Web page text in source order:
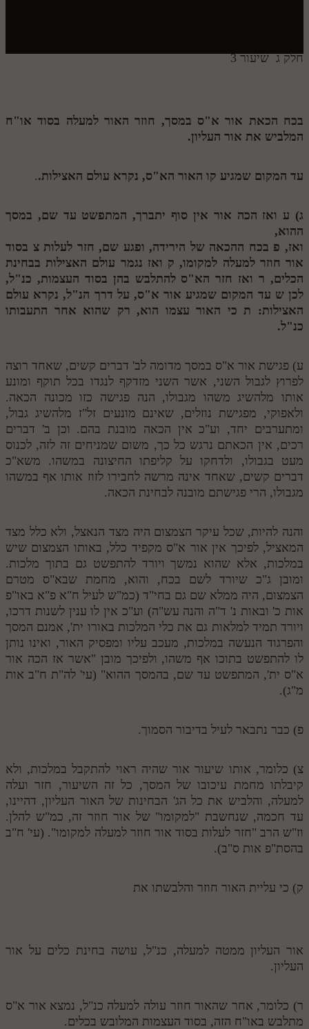
חלק יב
חלק טו
בית שער הכוונות
שידור חי
הזמן סט תע"ס
הזמן סט תלמוד עשר הספירות
ספרים להורדה
מנוע חיפוש בספרים
תלמוד עשר הספירות חלק א
תע"ס חלק ב' עיון
תע"ס חלק ג' עיון
תלמוד עשר הספירות חלק ד
תלמוד עשר הספירות חלק ה
תלמוד עשר הספירות חלק ז
תלמוד עשר הספירות חלק ח
תלמוד עשר הספירות חלק ט
תלמוד עשר הספירות חלק י
תלמוד עשר הספירות חלק יא
תלמוד עשר הספירות חלק יב
תלמוד עשר הספירות חלק יג
תלמוד עשר הספירות חלק טז
בית שער הכוונות
אודות האתר
אודות האתר
דף היומי בזוהר הקדוש
חלק ג שיעור 3
בכח הכאת אור א"ס במסך, חוזר האור למעלה בסוד או"ח
המלביש את אור העליון.
עד המקום שמגיע קו האור הא"ס, נקרא עולם האצילות..
ג) ע ואז הכה אור אין סוף יתברך, המתפשט עד שם, במסך
ההוא,
ואז, פ בכח ההכאה של הירידה, ופגע שם, חזר לעלותצ בסוד
אור חוזר למעלה למקומו, ק ואז נגמר עולם האצילות בבחינת
הכלים, ר ואז חזר הא"ס להתלבש בהן בסוד העצמות, כנ"ל,
לכןש עד המקום שמגיע אור א"ס, על דרך הנ"ל, נקרא עולם
האצילות: ת כי האור עצמו הוא, רק שהוא אחר התעבותו
כנ"ל.
ע) פגישת אור א"ס במסך מדומה לב' דברים קשים, שאחד רוצה
לפרוץ לגבול השני, אשר השני מזדקף לנגדו בכל תוקף ומונע
אותו מלהשיג משהו מגבולו, הנה פגישה כזו מכונה הכאה.
ולאפוקי, מפגישת נוזלים, שאינם מונעים זל"ז מלהשיג גבול,
ומתערבים יחד, וע"כ אין הכאה מובנת בהם. וכן ב' דברים
רכים, אין הכאתם נרגש כל כך, משום שמניחים זה לזה, לכנוס
מעט בגבולו, ולדחקו על קליפתו החיצונה במשהו. משא"כ
דברים קשים, שאחד אינה מרשה לחבירו לזוז אותו אף במשהו
מגבולו, הרי פגישתם מובנה לבחינת הכאה.
והנה להיות, שכל עיקר הצמצום היה מצד הנאצל, ולא כלל מצד
המאציל, לפיכך אין אור א"ס מקפיד כלל, באותו הצמצום שיש
במלכות, אלא שהוא נמשך ויורד להתפשט גם בתוך מלכות.
ומובן ג"כ שיורד לשם בכח, והוא, מחמת שבא"ס מטרם
הצמצום, היה ממלא שם גם בחי"ד (כמ"ש לעיל ח"א פ"א באו"פ
אות כ' ובאות נ' ד"ה והנה עש"ה) וע"כ אין לו ענין לשנות דרכו,
ויורד תמיד למלאות גם את כלי המלכות באורו ית', אמנם המסך
והפרגוד הנעשה במלכות, מעכב עליו ומפסיק האור, ואינו נותן
לו להתפשט בתוכו אף משהו, ולפיכך מובן "אשר אז הכה אור
א"ס ית', המתפשט עד שם, בהמסך ההוא" (עי' לה"ת ח"ב אות
מ"ג).
פ) כבר נתבאר לעיל בדיבור הסמוך.
צ) כלומר, אותו שיעור אור שהיה ראוי להתקבל במלכות, ולא
קיבלתו מחמת עיכובו של המסך, כל זה השיעור, חזר ועלה
למעלה, והלביש את כל הג' הבחינות של האור העליון, דהיינו,
עד חכמה, שנחשבת "למקומו" של אור חוזר זה, כמ"ש להלן.
וז"ש הרב "חזר לעלות בסוד אור חוזר למעלה למקומו". (עי' ח"ב
בהסת"פ אות ס"ב).
ק) כי עליית האור חוזר והלבשתו את
אור העליון ממטה למעלה, כנ"ל, עושה בחינת כלים על אור
העליון.
ר) כלומר, אחר שהאור חוזר עולה למעלה כנ"ל, נמצא אור א"ס
מתלבש באו"ח הזה, בסוד העצמות המלובש בכלים.